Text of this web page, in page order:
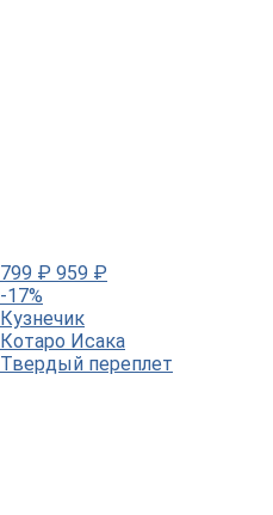
799 ₽ 959 ₽
-17%
Кузнечик
Котаро Исака
Твердый переплет